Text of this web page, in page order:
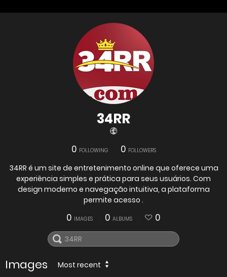
34RR
0 FOLLOWING 0 FOLLOWERS
34RR é um site de entretenimento online que oferece uma
experiência simples e prática para seus usuários. Com
design moderno e navegação intuitiva, a plataforma
permite acesso .
0 IMAGES 0 ALBUMS 0
Images Most recent